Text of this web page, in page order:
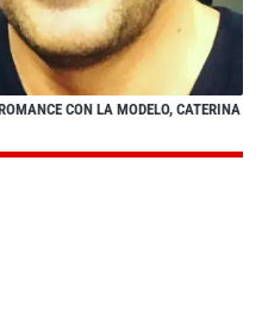
CON LA MODELO, CATERINA